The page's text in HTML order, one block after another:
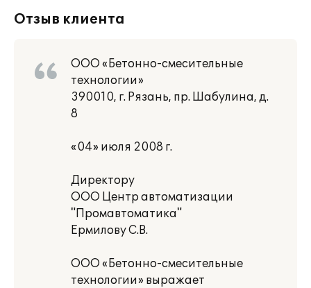
Отзыв клиента
ООО «Бетонно-смесительные
технологии»
390010, г. Рязань, пр. Шабулина, д.
8
«04» июля 2008 г.
Директору
ООО Центр автоматизации
"Промавтоматика"
Ермилову С.В.
ООО «Бетонно-смесительные
технологии» выражает